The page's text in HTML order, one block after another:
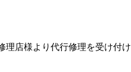
理店様より代行修理を受け付け